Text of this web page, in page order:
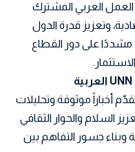
العمل العربي المشترك
وتعزيز قدرة الدول
مشددًا على دور القطاع
أخباراً موثوقة وتحليلات
السلام والحوار الثقافي
وبناء جسور التفاهم بين